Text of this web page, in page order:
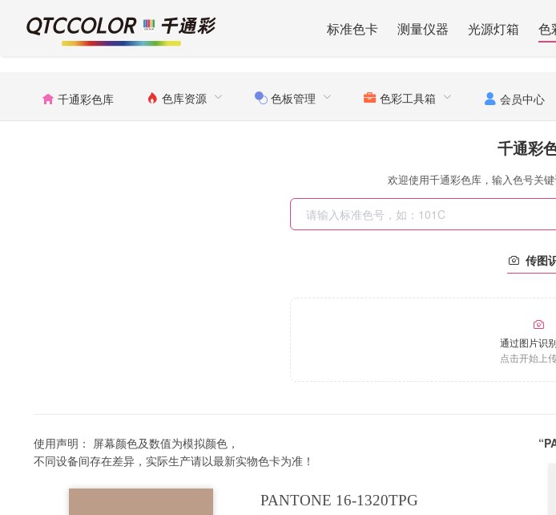
标准色卡 测量仪器 光源灯箱 色
千通彩色库 色库资源 色板管理 色彩工具箱 会员中心
千通彩
欢迎使用千通彩色库，输入色号关
传图
通过图片识
点击开始上
使用声明： 屏幕颜色及数值为模拟颜色，
不同设备间存在差异，实际生产请以最新实物色卡为准！
PANTONE 16-1320TPG